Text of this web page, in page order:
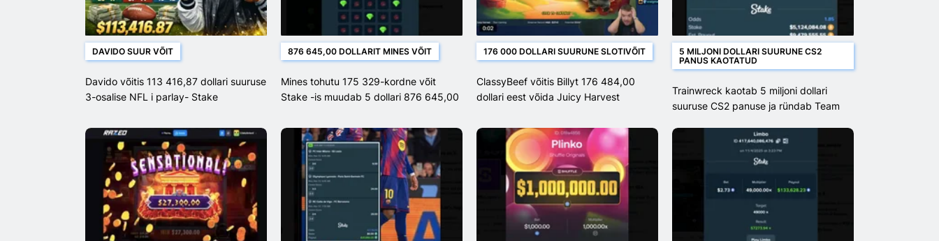
DAVIDO SUUR VÕIT
Davido võitis 113 416,87 dollari suuruse
3-osalise NFL i parlay- Stake
876 645,00 DOLLARIT MINES VÕIT
Mines tohutu 175 329-kordne võit
Stake -is muudab 5 dollari 876 645,00
176 000 DOLLARI SUURUNE SLOTIVÕIT
ClassyBeef võitis Billyt 176 484,00
dollari eest võida Juicy Harvest
5 MILJONI DOLLARI SUURUNE CS2
PANUS KAOTATUD
Trainwreck kaotab 5 miljoni dollari
suuruse CS2 panuse ja ründab Team